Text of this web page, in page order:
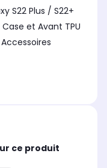
S22 Plus / S22+
et Avant TPU
ce produit